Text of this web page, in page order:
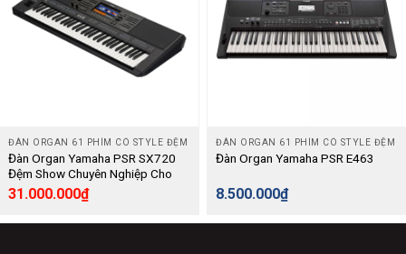
ĐÀN ORGAN 61 PHÍM CÓ STYLE ĐỆM
Đàn Organ Yamaha PSR SX720
Đệm Show Chuyên Nghiệp Cho
Nhạc Công Và Ban Nhạc –
31.000.000₫
ĐÀN ORGAN 61 PHÍM CÓ STYLE ĐỆM
Đàn Organ Yamaha PSR E463
8.500.000₫